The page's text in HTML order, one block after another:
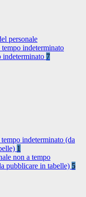
personale
tempo indeterminato
indeterminato 7
indeterminato (da
1
non a tempo
pubblicare in tabelle) 5